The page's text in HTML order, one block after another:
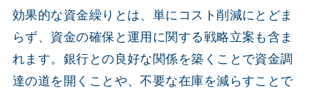
効果的な資金繰りとは、単にコスト削減にとどま
らず、資金の確保と運用に関する戦略立案も含ま
れます。銀行との良好な関係を築くことで資金調
達の道を開くことや、不要な在庫を減らすことで